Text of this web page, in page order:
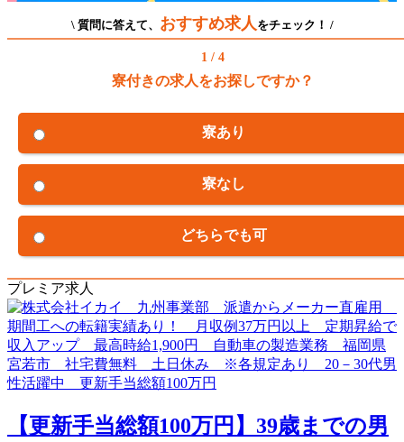
\ 質問に答えて、 おすすめ求人をチェック！ /
1 / 4
寮付きの求人をお探しですか？
寮あり
寮なし
どちらでも可
プレミア求人
【更新手当総額100万円】39歳までの男